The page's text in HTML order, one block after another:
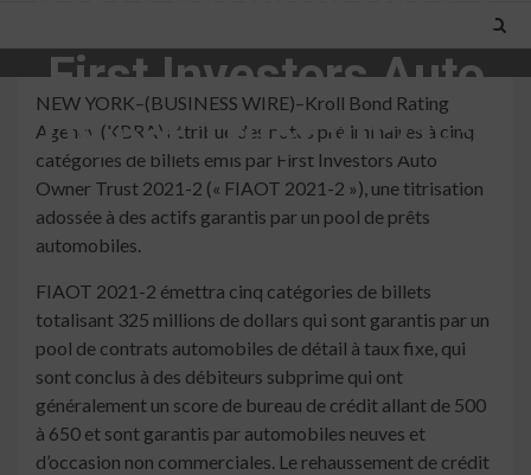
First Investors Auto
Owner Trust 2021-2
NEW YORK–(BUSINESS WIRE)–Kroll Bond Rating
Agency (KBRA) attribue des notes préliminaires à cinq
catégories de billets émis par First Investors Auto
Owner Trust 2021-2 (« FIAOT 2021-2 »), une titrisation
adossée à des actifs garantis par un pool de prêts
automobiles.
FIAOT 2021-2 émettra cinq catégories de billets
totalisant 325 millions de dollars qui sont garantis par un
pool de contrats automobiles de détail à taux fixe, qui
sont conclus à des débiteurs subprime qui ont
généralement un score de bureau de crédit allant de 500
à 650 et sont garantis par automobiles neuves et
d’occasion non commerciales. Le rehaussement de crédit